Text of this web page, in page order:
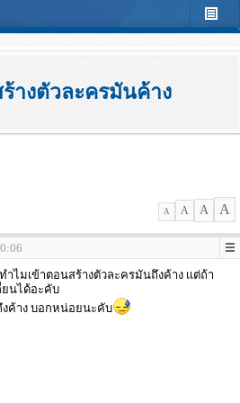
างตัวละครมันค้าง
A A A A
ำไมเข้าตอนสร้างตัวละครมันถึงค้าง เเต่ถ้า
ยนได้อะคับ
งค้าง บอกหน่อยนะคับ